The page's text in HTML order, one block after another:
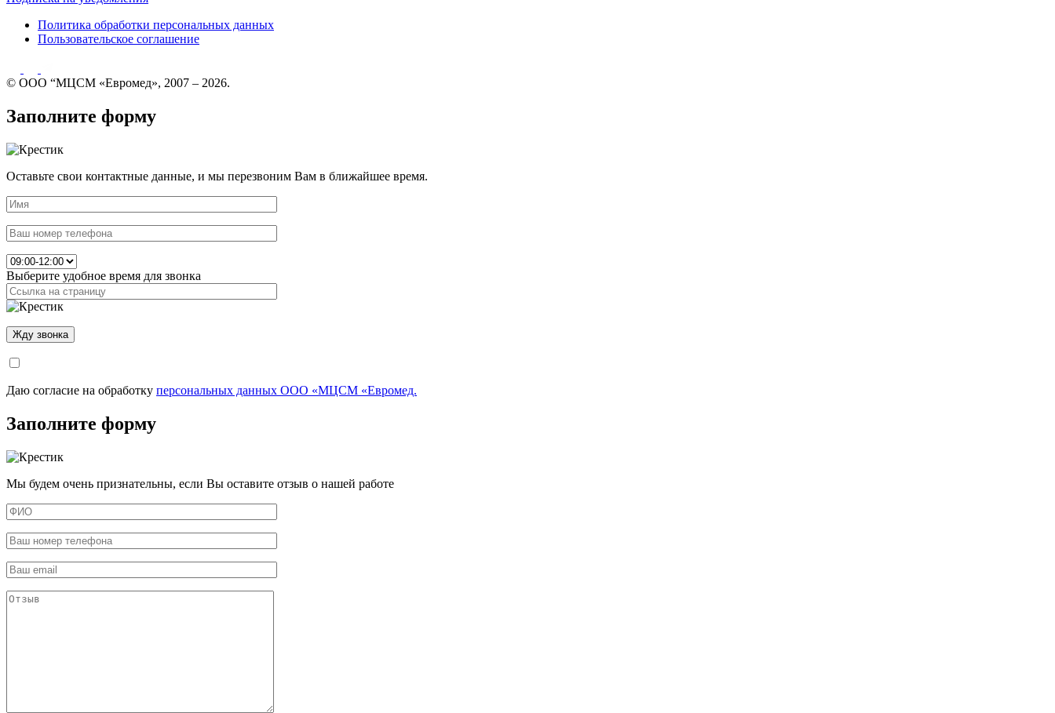
Политика обработки персональных данных
Пользовательское соглашение
© ООО “МЦСМ «Евромед», 2007 – 2026.
Заполните форму
Оставьте свои контактные данные, и мы перезвоним Вам в ближайшее время.
Выберите удобное время для звонка
Даю согласие на обработку персональных данных ООО «МЦСМ «Евромед.
Заполните форму
Мы будем очень признательны, если Вы оставите отзыв о нашей работе